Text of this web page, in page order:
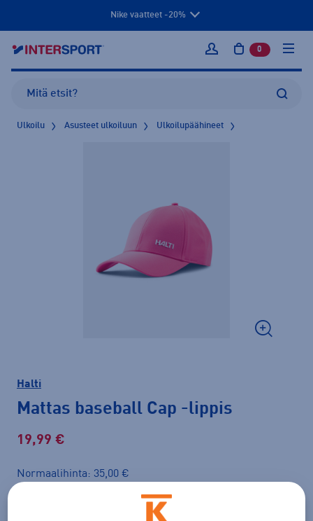
Nike vaatteet -20%
Kirjaudu sisään
0 tuotetta
Ulkoilu Asusteet ulkoiluun Ulkoilupäähineet
Halti
Mattas baseball Cap -lippis
19,99 €
Normaalihinta: 35,00 €